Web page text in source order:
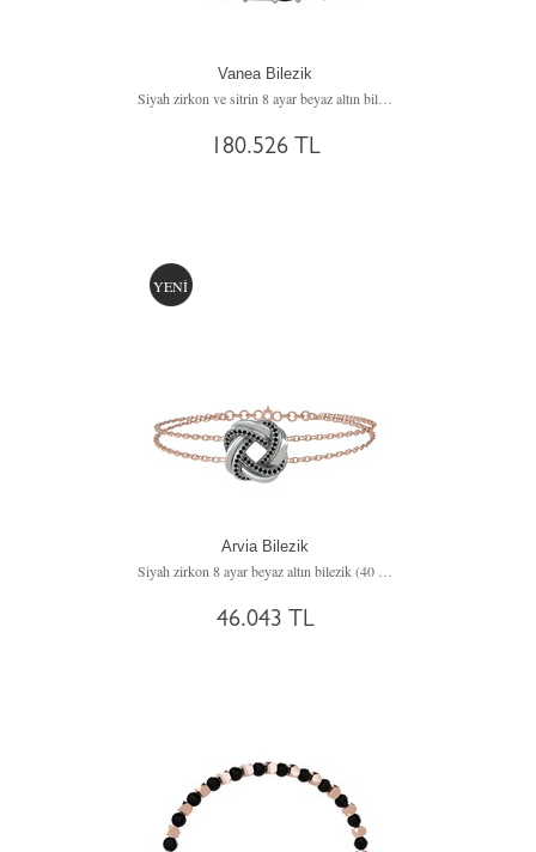
Vanea Bilezik
Siyah zirkon ve sitrin 8 ayar beyaz altın bilezik
180.526 TL
YENİ
Arvia Bilezik
46.043 TL